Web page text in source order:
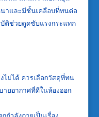
าและมีชั้นเคลือบที่ทนต่อ
ติช่วยดูดซับแรงกระแทก
ไม่ได้ ควรเลือกวัสดุที่ทน
ยอากาศที่ดีในห้องออก